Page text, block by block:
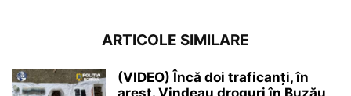
ARTICOLE SIMILARE
(VIDEO) Încă doi traficanți, în